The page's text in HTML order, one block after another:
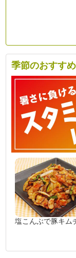
季節のおすす
塩こんぶで豚キム